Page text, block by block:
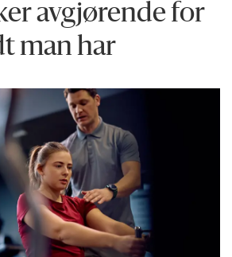
avgjørende for
man har